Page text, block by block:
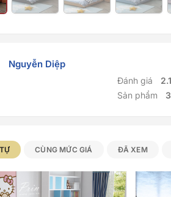
Nguyễn Diệp
Đánh giá
Sản phẩm
Tương tựCÙNG MỨC GIÁ ĐÃ XEM